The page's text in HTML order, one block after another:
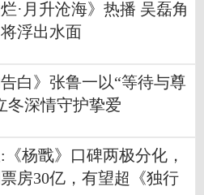
烂·月升沧海》热播 吴磊角
浮出水面
告白》张鲁一以“等待与尊
冬深情守护挚爱
杨戬》口碑两极分化，
房30亿，有望超《独行